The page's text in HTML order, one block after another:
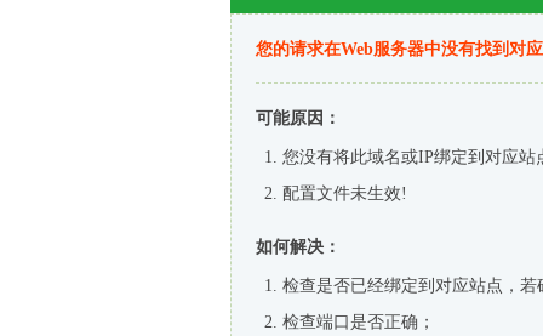
您的请求在Web服务器中没有找到对
可能原因：
您没有将此域名或IP绑定到对应站
配置文件未生效!
如何解决：
检查是否已经绑定到对应站点，
检查端口是否正确；